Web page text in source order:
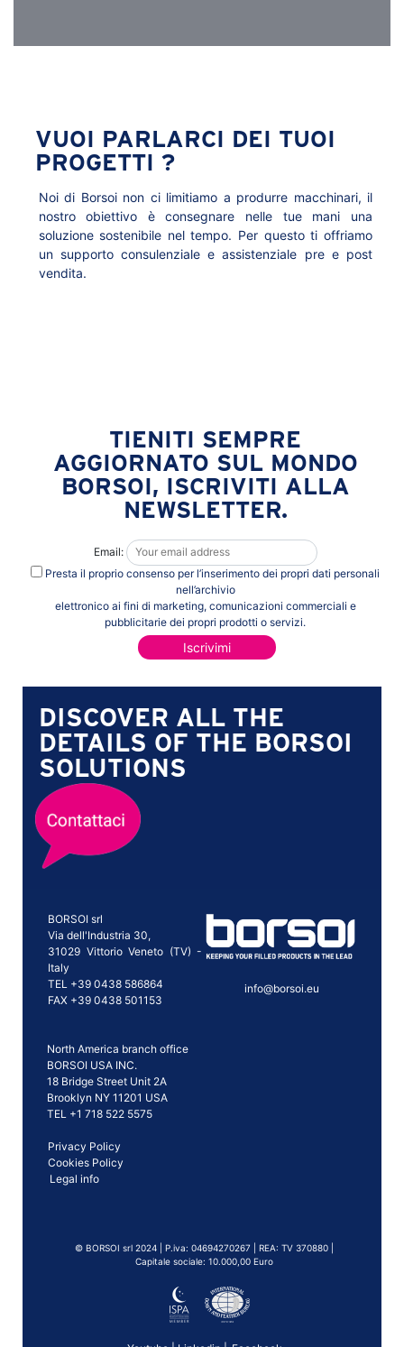
VUOI PARLARCI DEI TUOI
PROGETTI ?
Noi di Borsoi non ci limitiamo a produrre macchinari, il
nostro obiettivo è consegnare nelle tue mani una
soluzione sostenibile nel tempo. Per questo ti offriamo
un supporto consulenziale e assistenziale pre e post
vendita.
TIENITI SEMPRE
AGGIORNATO SUL MONDO
BORSOI, ISCRIVITI ALLA
NEWSLETTER.
Email:
Presta il proprio consenso per l’inserimento dei propri dati personali
nell’archivio
elettronico ai fini di marketing, comunicazioni commerciali e
pubblicitarie dei propri prodotti o servizi.
DISCOVER ALL THE
DETAILS OF THE BORSOI
SOLUTIONS
BORSOI srl
Via dell'Industria 30,
31029 Vittorio Veneto (TV) -
Italy
TEL +39 0438 586864
FAX +39 0438 501153
North America branch office
BORSOI USA INC.
18 Bridge Street Unit 2A
Brooklyn NY 11201 USA
TEL +1 718 522 5575
Privacy Policy
Cookies Policy
Legal info
info@borsoi.eu
©️ BORSOI srl 2024 | P.iva: 04694270267 | REA: TV 370880 |
Capitale sociale: 10.000,00 Euro